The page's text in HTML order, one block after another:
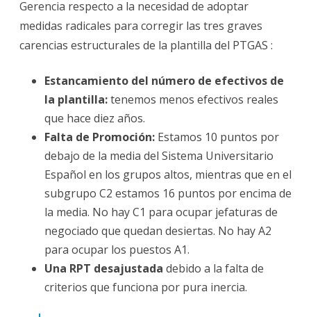
Gerencia respecto a la necesidad de adoptar
medidas radicales para corregir las tres graves
carencias estructurales de la plantilla del PTGAS :
Estancamiento del número de efectivos de
la plantilla:tenemos menos efectivos reales
que hace diez años.
Falta de Promoción: Estamos 10 puntos por
debajo de la media del Sistema Universitario
Español en los grupos altos, mientras que en el
subgrupo C2 estamos 16 puntos por encima de
la media. No hay C1 para ocupar jefaturas de
negociado que quedan desiertas. No hay A2
para ocupar los puestos A1.
Una RPT desajustada debido a la falta de
criterios que funciona por pura inercia.